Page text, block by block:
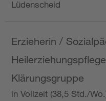
Lüdenscheid
Erzieherin /
Klärungsgruppe
in Vollzeit (38,5 Std./